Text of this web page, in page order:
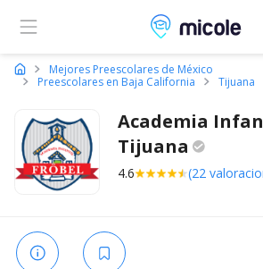
Micole, buscador
Mejores Preescolares de México
Preescolares en Baja California
Tijuana
Academia
Tijuana
4.6 (22